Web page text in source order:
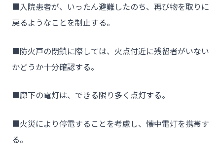
- 施工事例
- 会社概要
■入院患者が、いったん避難したのち、再び物を取りに
戻るようなことを制止する。
■防火戸の閉鎖に際しては、火点付近に残留者がいない
かどうか十分確認する。
■廊下の電灯は、できる限り多く点灯する。
■火災により停電することを考慮し、懐中電灯を携帯す
る。